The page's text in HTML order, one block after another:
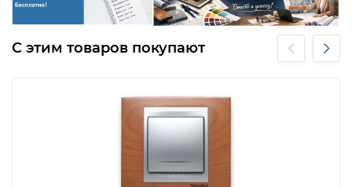
С этим товаров покупают